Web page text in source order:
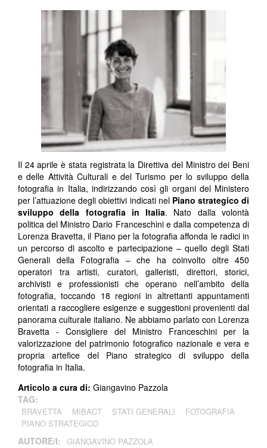
Il 24 aprile è stata registrata la Direttiva del Ministro dei Beni
e delle Attività Culturali e del Turismo per lo sviluppo della
fotografia in Italia, indirizzando così gli organi del Ministero
per l’attuazione degli obiettivi indicati nel Piano strategico di
sviluppo della fotografia in Italia. Nato dalla volontà
politica del Ministro Dario Franceschini e dalla competenza di
Lorenza Bravetta, il Piano per la fotografia affonda le radici in
un percorso di ascolto e partecipazione – quello degli Stati
Generali della Fotografia – che ha coinvolto oltre 450
operatori tra artisti, curatori, galleristi, direttori, storici,
archivisti e professionisti che operano nell’ambito della
fotografia, toccando 18 regioni in altrettanti appuntamenti
orientati a raccogliere esigenze e suggestioni provenienti dal
panorama culturale italiano. Ne abbiamo parlato con Lorenza
Bravetta - Consigliere del Ministro Franceschini per la
valorizzazione del patrimonio fotografico nazionale e vera e
propria artefice del Piano strategico di sviluppo della
fotografia in Italia.
Articolo a cura di: Giangavino Pazzola
TAG:
BRAVETTA MIBACT STATI GENERALI
FOTOGRAFIA
PIANO STRATEGICO
AUTORE/I: GIANGAVINO PAZZOLA